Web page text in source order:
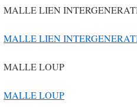
MALLE LIEN
MALLE LIEN
MALLE LOUP
MALLE LOUP